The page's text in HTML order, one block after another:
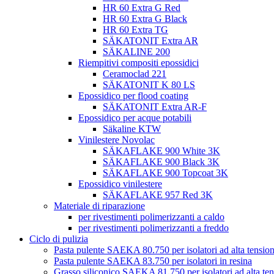
HR 60 Extra G Red
HR 60 Extra G Black
HR 60 Extra TG
SÄKATONIT Extra AR
SÄKALINE 200
Riempitivi compositi epossidici
Ceramoclad 221
SÄKATONIT K 80 LS
Epossidico per flood coating
SÄKATONIT Extra AR-F
Epossidico per acque potabili
Säkaline KTW
Vinilestere Novolac
SÄKAFLAKE 900 White 3K
SÄKAFLAKE 900 Black 3K
SÄKAFLAKE 900 Topcoat 3K
Epossidico vinilestere
SÄKAFLAKE 957 Red 3K
Materiale di riparazione
per rivestimenti polimerizzanti a caldo
per rivestimenti polimerizzanti a freddo
Ciclo di pulizia
Pasta pulente SAEKA 80.750 per isolatori ad alta
Pasta pulente SAEKA 83.750 per isolatori in resina
Grasso siliconico SAEKA 81.750 per isolatori ad alta